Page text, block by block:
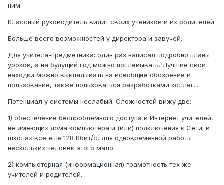
ним.
Классный руководитель видит своих учеников и их родителей.
Больше всего возможностей у директора и завучей.
Для учителя-предметника: один раз написал подробно планы
уроков, а на будущий год можно поплевывать. Лучшие свои
находки можно выкладывать на всеобщее обозрение и
пользование, также пользоваться разработками коллег...
Потенциал у системы неслабый. Сложностей вижу две:
1) обеспечение беспроблемного доступа в Интернет учителей,
не имеющих дома компьютера и (или) подключения к Сети; в
школах всё еще 128 Кбит/с, для одновременной работы
нескольких человек этого мало.
2) компьютерная (информационная) грамотность тех же
учителей и родителей.